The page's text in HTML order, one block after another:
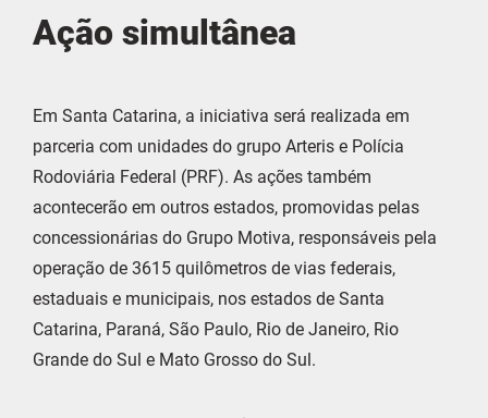
Ação simultânea
Em Santa Catarina, a iniciativa será realizada em
parceria com unidades do grupo Arteris e Polícia
Rodoviária Federal (PRF). As ações também
acontecerão em outros estados, promovidas pelas
concessionárias do Grupo Motiva, responsáveis pela
operação de 3615 quilômetros de vias federais,
estaduais e municipais, nos estados de Santa
Catarina, Paraná, São Paulo, Rio de Janeiro, Rio
Grande do Sul e Mato Grosso do Sul.